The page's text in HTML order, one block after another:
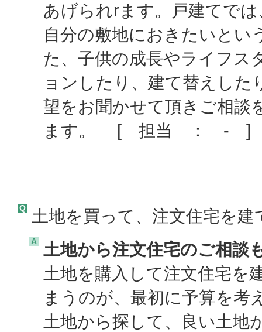
あげられrます。戸建てで
自分の敷地におきたいとい
た、子供の成長やライフス
ョンしたり、建て替えし
望をお聞かせて頂きご相談
ます。 [ 担当 ： - ]
Q 土地を買って、注文住宅を
A
土地から注文住宅のご相談
土地を購入して注文住宅を
まうのが、最初に予算を
土地から探して、良い土地